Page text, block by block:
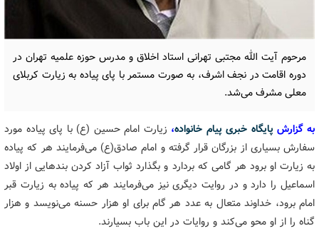
مرحوم آیت الله مجتبی تهرانی استاد اخلاق و مدرس حوزه علمیه تهران در
دوره اقامت در نجف اشرف، به صورت مستمر با پای پیاده به زیارت کربلای
معلی مشرف می‌شد.
به گزارش پایگاه خبری پیام خانواده، زیارت امام حسین (ع) با پای پیاده مورد
سفارش بسیاری از بزرگان قرار گرفته و امام صادق(ع) می‌فرمایند هر که پیاده
به زیارت او برود هر گامی که بردارد و بگذارد ثواب آزاد کردن بندهایی از اولاد
اسماعیل را دارد و در روایت دیگری نیز می‌فرمایند هر که پیاده به زیارت قبر
امام برود، خداوند متعال به عدد هر گام برای او هزار حسنه می‌نویسد و هزار
گناه را از او محو می‌کند و روایات در این باب بسیارند.